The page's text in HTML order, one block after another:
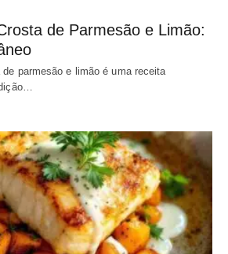
de Parmesão e Limão:
parmesão e limão é uma receita